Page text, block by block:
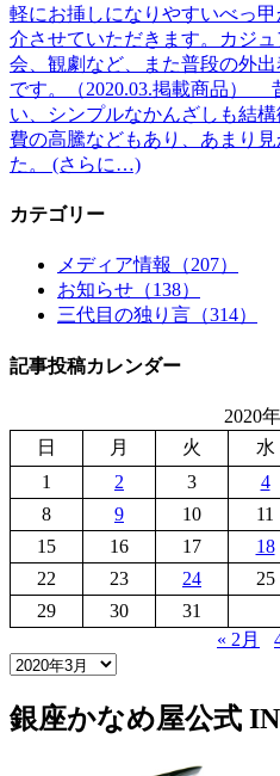
軽にお挿しになりやすいべっ
介させていただきます。カジ
会、観劇など、また普段の外
です。（2020.03.掲載商品）
い、シンプルなかんざしも結
費の高騰などもあり、あまり
た。 (さらに…)
カテゴリー
メディア情報（207）
お知らせ（138）
三代目の独り言（314）
記事投稿カレンダー
2020
日
月 火 水
1
2 3 4
8
9 10 11
15
16 17 18
22
23 24 25
29
30
31
« 2月
銀座かなめ屋公式